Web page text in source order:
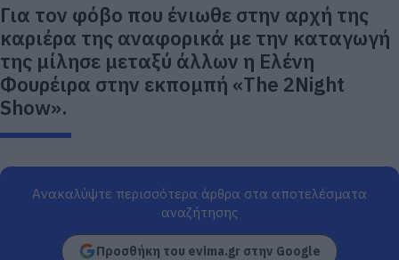
Για τον φόβο που ένιωθε στην αρχή της
καριέρα της αναφορικά με την καταγωγή
της μίλησε μεταξύ άλλων η Ελένη
Φουρέιρα στην εκπομπή «The 2Night
Show».
Ανακαλύψτε περισσότερα άρθρα στα αποτελέσματα
αναζήτησης
Προσθήκη του evima.gr στην Google